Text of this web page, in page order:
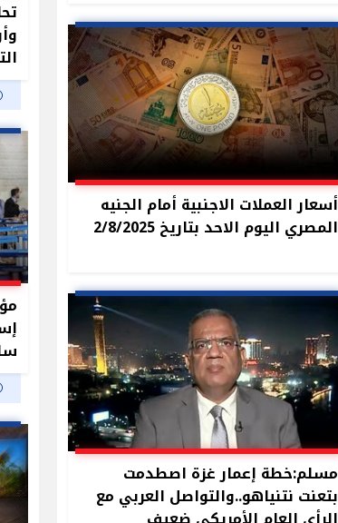
أسعار العملات الاجنبية أمام الجنيه
المصري اليوم الاحد بتاريخ 2/8/2025
مسلم:خطة إعمار غزة اصطدمت
بتعنت نتنياهو..والتواصل العربي مع